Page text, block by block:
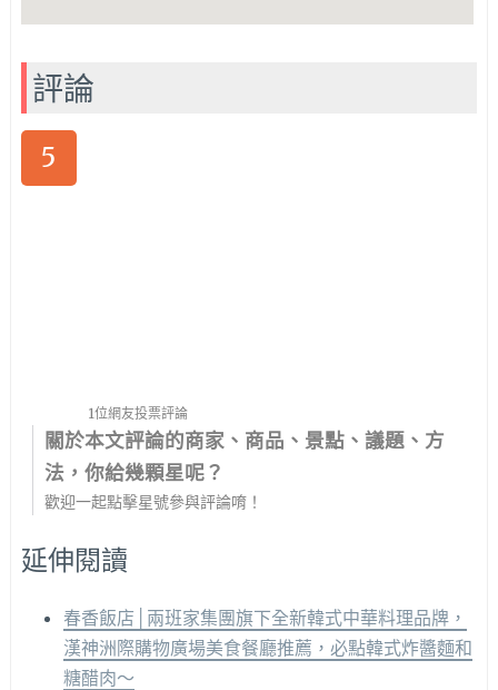
評論
5
1位網友投票評論
關於本文評論的商家、商品、景點、議題、方
法，你給幾顆星呢？
歡迎一起點擊星號參與評論唷！
延伸閱讀
春香飯店│兩班家集團旗下全新韓式中華料理品牌，
漢神洲際購物廣場美食餐廳推薦，必點韓式炸醬麵和
糖醋肉～